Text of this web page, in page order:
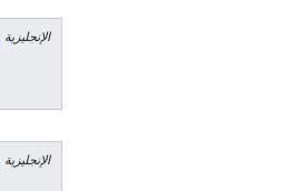
الإنجليزية
الإنجليزية